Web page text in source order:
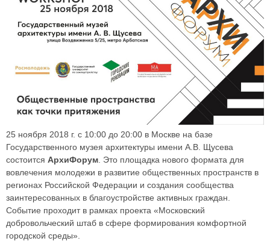
25 ноября 2018 г. с 10:00 до 20:00 в Москве на базе
Государственного музея архитектуры имени А.В. Щусева
состоится АрхиФорум . Это площадка нового формата для
вовлечения молодежи в развитие общественных пространств в
регионах Российской Федерации и создания сообщества
заинтересованных в благоустройстве активных граждан.
Событие проходит в рамках проекта «Московский
добровольческий штаб в сфере формирования комфортной
городской среды».